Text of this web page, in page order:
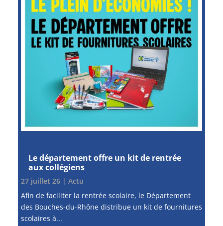
Le département offre un kit de rentrée
aux collégiens
27 juillet 26| Actu
Afin de faciliter la rentrée scolaire, le Département
des Bouches-du-Rhône distribue un kit de fournitures
scolaires à...